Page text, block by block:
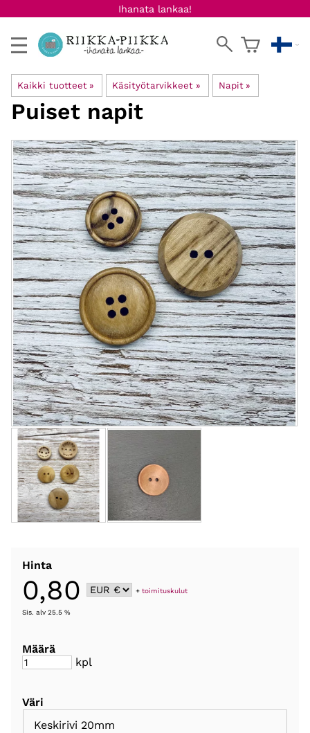
Ihanata lankaa!
Kaikki tuotteet ‪» Käsityötarvikkeet ‪» Napit ‪»
Puiset napit
Hinta
0,80 +toimituskulut
Sis. alv 25.5 %
Määrä
kpl
Väri
Keskirivi 20mm